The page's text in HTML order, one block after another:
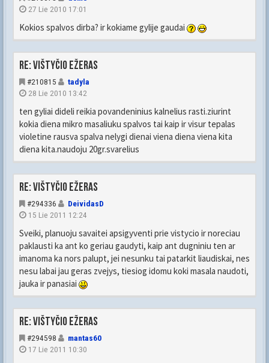
27 Lie 2010 17:01
Kokios spalvos dirba? ir kokiame gylije gaudai
Re: Vištyčio ežeras
#210815
tadyla
28 Lie 2010 13:42
ten gyliai dideli reikia povandeninius kalnelius rasti.ziurint
kokia diena mikro masaliuku spalvos tai kaip ir visur tepalas
violetine rausva spalva nelygi dienai viena diena viena kita
diena kita.naudoju 20gr.svarelius
Re: Vištyčio ežeras
#294336
DeividasD
15 Lie 2011 12:24
Sveiki, planuoju savaitei apsigyventi prie vistycio ir noreciau
paklausti ka ant ko geriau gaudyti, kaip ant dugniniu ten ar
imanoma ka nors palupt, jei nesunku tai patarkit liaudiskai, nes
nesu labai jau geras zvejys, tiesiog idomu koki masala naudoti,
jauka ir panasiai
Re: Vištyčio ežeras
#294598
mantas60
17 Lie 2011 10:30